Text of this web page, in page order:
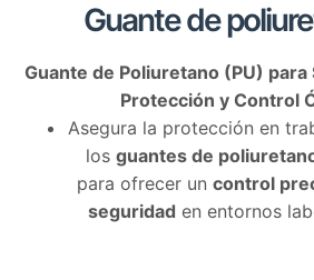
Guante de
Guante de Poliuretano (PU) para
Protección y Control
Asegura la protección en
los guantes de
para ofrecer un control
seguridad en entornos